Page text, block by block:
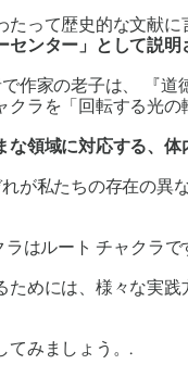
って歴史的な文献
センター」として説明
作家の老子は、 『道
クラを「回転する光の
領域に対応する、
が私たちの存在の異
はルート チャクラで
ためには、様々な実
てみましょう。.